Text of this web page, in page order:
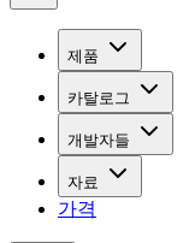
제품
카탈로그
개발자들
자료
가격